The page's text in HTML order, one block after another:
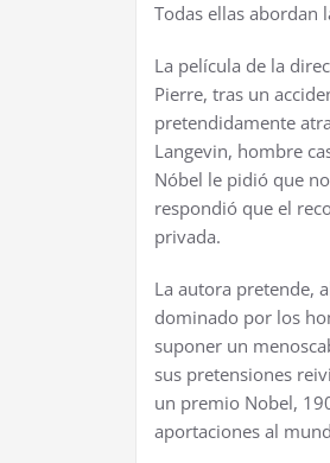
Todas ellas abordan
La película de la
Pierre, tras un
pretendidamente
Langevin, hombre
Nóbel le pidió que
respondió que el
privada.
La autora pretende,
dominado por los
suponer un
sus pretensiones
un premio Nobel,
aportaciones al